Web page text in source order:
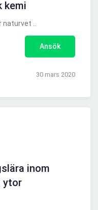
kemi
naturvet ..
Ansök
30 mars 2020
inom
ytor